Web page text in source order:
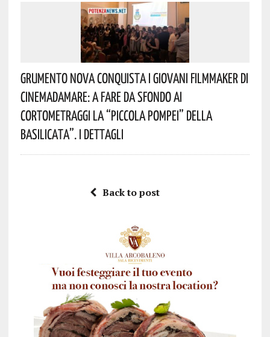
Grumento Nova Conquista I Giovani Filmmaker Di
Cinemadamare: A Fare Da Sfondo Ai
Cortometraggi La “Piccola Pompei” Della
Basilicata”. I Dettagli
Back to post